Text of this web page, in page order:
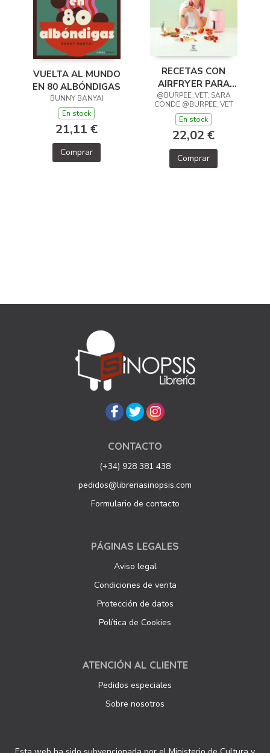
VUELTA AL MUNDO
EN 80 ALBÓNDIGAS
BUNNY BANYAI
En stock
21,11 €
Comprar
RECETAS CON
AIRFRYER PARA
GENTE SIN TIEMPO
@BURPEE_VET, SARA
CONDE @BURPEE_VET
En stock
22,02 €
Comprar
CONTACTO
(+34) 928 381 438
pedidos@libreriasinopsis.com
Formulario de contacto
PÁGINAS LEGALES
Aviso legal
Condiciones de venta
Protección de datos
Política de Cookies
ATENCIÓN AL CLIENTE
Pedidos especiales
Sobre nosotros